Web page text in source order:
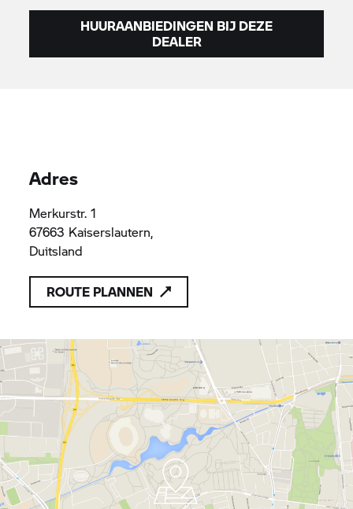
HUURAANBIEDINGEN BIJ DEZE
DEALER
Adres
Merkurstr. 1
67663 Kaiserslautern,
Duitsland
ROUTE PLANNEN